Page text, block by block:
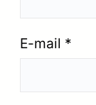
E-mail *